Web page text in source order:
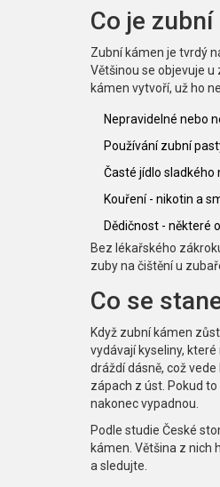
Co je
Zubní kámen je tvrdý
Většinou se objevuje
kámen vytvoří, už ho
Nepravidelné nebo
Používání zubní
Časté jídlo sladkého
Kouření - nikotin a
Dědičnost - některé
Bez lékařského
zuby na čištění u
Co se
Když zubní kámen
vydávají kyseliny,
dráždí dásně, což vede
zápach z úst. Pokud
nakonec vypadnou.
Podle studie České
kámen. Většina z nich
a sledujte.